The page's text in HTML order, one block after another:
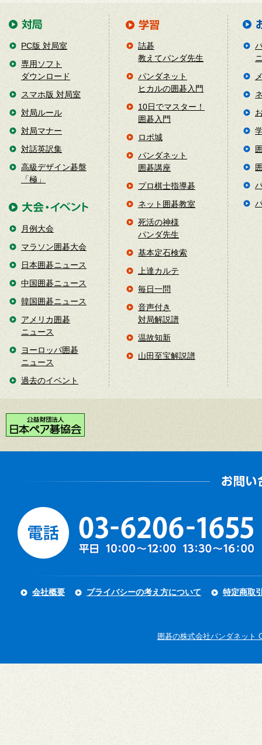
PC版 対局室
専用ソフト
ダウンロード
スマホ版 対局室
対局ルール
対局マナー
対話英訳集
高級デザイン碁盤
「極」
月例大会
マラソン囲碁大会
日本囲碁ニュース
中国囲碁ニュース
韓国囲碁ニュース
アメリカ囲碁
ニュース
ヨーロッパ囲碁
ニュース
過去のイベント
詰碁
教えてパンダ先生
パンダネット
ヒカルの囲碁入門
10日でマスター！
囲碁入門
ロボ城
パンダネット
囲碁講座
プロ棋士指導碁
ネット囲碁教室
死活の神様
パンダ先生
基本定石検索
上達カルテ
毎日一問
音声付き
対局解説譜
温故知新
山田至宝解説譜
会社概要 プライバシーの考え方について 特定商取
囲碁の株式会社パンダネット